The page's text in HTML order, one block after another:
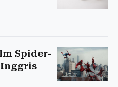
Spider-
Inggris